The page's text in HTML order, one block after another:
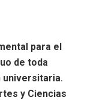
para el
de toda
universitaria.
y Ciencias